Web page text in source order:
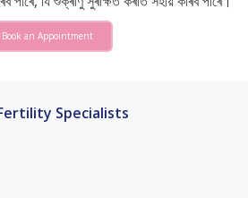
Book an Appointment
Specialists